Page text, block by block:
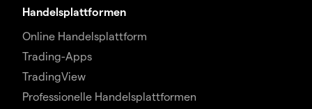
Handelsplattformen
Online Handelsplattform
Trading-Apps
TradingView
Professionelle Handelsplattformen